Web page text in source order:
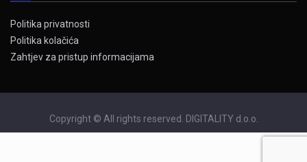
Politika privatnosti
Politika kolačića
Zahtjev za pristup informacijama
Copyright © All rights reserved. DIGITALITY d.o.o.